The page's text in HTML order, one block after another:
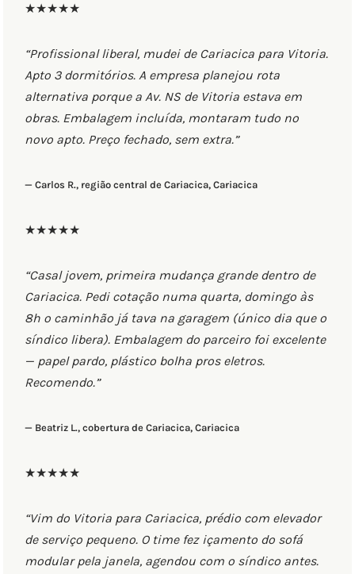
★★★★★
“Profissional liberal, mudei de Cariacica para Vitoria.
Apto 3 dormitórios. A empresa planejou rota
alternativa porque a Av. NS de Vitoria estava em
obras. Embalagem incluída, montaram tudo no
novo apto. Preço fechado, sem extra.”
— Carlos R., região central de Cariacica, Cariacica
★★★★★
“Casal jovem, primeira mudança grande dentro de
Cariacica. Pedi cotação numa quarta, domingo às
8h o caminhão já tava na garagem (único dia que o
síndico libera). Embalagem do parceiro foi excelente
— papel pardo, plástico bolha pros eletros.
Recomendo.”
— Beatriz L., cobertura de Cariacica, Cariacica
★★★★★
“Vim do Vitoria para Cariacica, prédio com elevador
de serviço pequeno. O time fez içamento do sofá
modular pela janela, agendou com o síndico antes.